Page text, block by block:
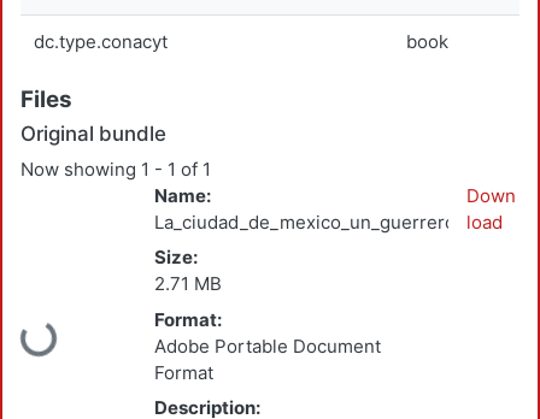
dc.type.conacyt book
Files
Original bundle
Now showing 1 - 1 of 1
Loading...
Name:
Size:
2.71 MB
Format:
Adobe Portable Document
Format
Description:
Down
load